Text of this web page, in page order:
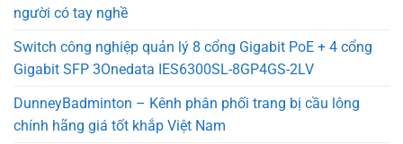
người có tay nghề
Switch công nghiệp quản lý 8 cổng Gigabit PoE + 4 cổng
Gigabit SFP 3Onedata IES6300SL-8GP4GS-2LV
DunneyBadminton – Kênh phân phối trang bị cầu lông
chính hãng giá tốt khắp Việt Nam